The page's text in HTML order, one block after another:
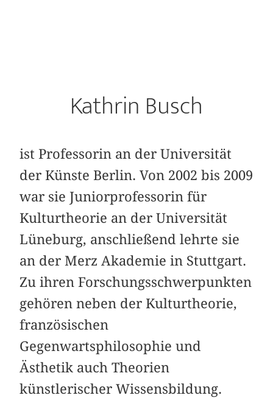
Kathrin Busch
ist Professorin an der Universität
der Künste Berlin. Von 2002 bis 2009
war sie Juniorprofessorin für
Kulturtheorie an der Universität
Lüneburg, anschließend lehrte sie
an der Merz Akademie in Stuttgart.
Zu ihren Forschungsschwerpunkten
gehören neben der Kulturtheorie,
französischen
Gegenwartsphilosophie und
Ästhetik auch Theorien
künstlerischer Wissensbildung.